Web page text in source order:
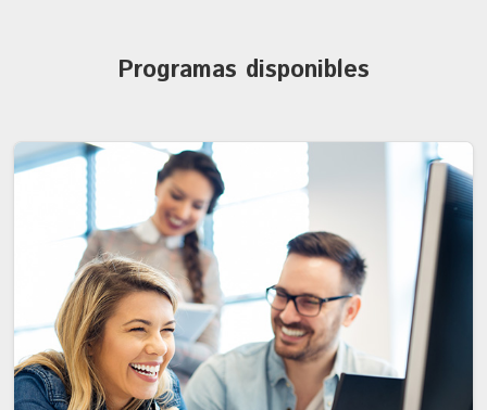
Programas disponibles